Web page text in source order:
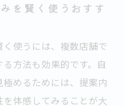
を賢く使うおすす
使うには、複数店舗で
方法も効果的です。自
めるためには、提案内
体感してみることが大